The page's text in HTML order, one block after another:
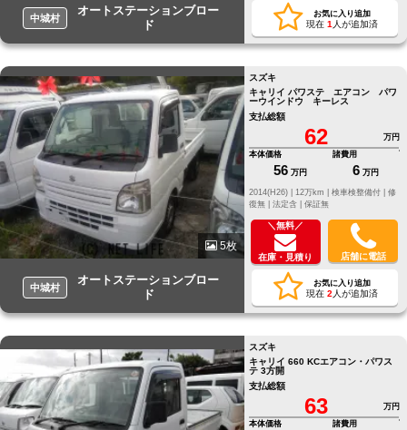
中城村
オートステーションブロー
ド
お気に入り追加
現在 1 人が追加済
5枚
中城村
オートステーションブロー
ド
スズキ
キャリイ パワステ エアコン パワ
ーウインドウ キーレス
支払総額
62
万円
本体価格
56 万円
諸費用
6 万円
修
復無 | 法定含 | 保証無
＼無料／
在庫・見積り 店舗に電話
お気に入り追加
現在 2 人が追加済
スズキ
キャリイ 660 KCエアコン・パワス
テ 3方開
支払総額
63
万円
本体価格
諸費用